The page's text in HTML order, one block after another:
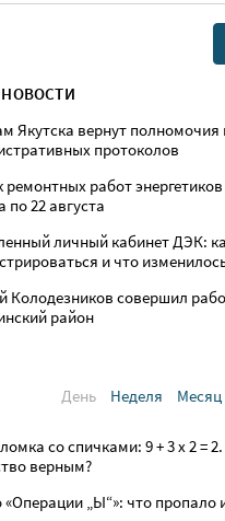
Якутска вернут
протоколов
ремонтных работ
по 22 августа
личный кабинет ДЭК:
и что
Колодезников совершил
район
День
Неделя Месяц
со спичками: 9 + 3 х 2 =
верным?
«Операции „Ы“»: что пропало